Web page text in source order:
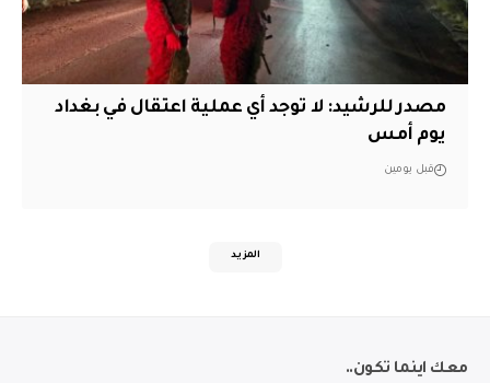
مصدر للرشيد: لا توجد أي عملية اعتقال في بغداد
يوم أمس
قبل يومين
المزيد
معك اينما تكون..